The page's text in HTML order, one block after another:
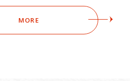
MORE